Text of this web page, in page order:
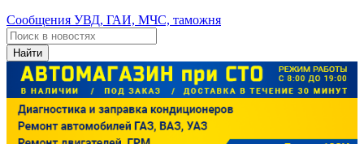
Сообщения УВД, ГАИ, МЧС, таможня
Найти